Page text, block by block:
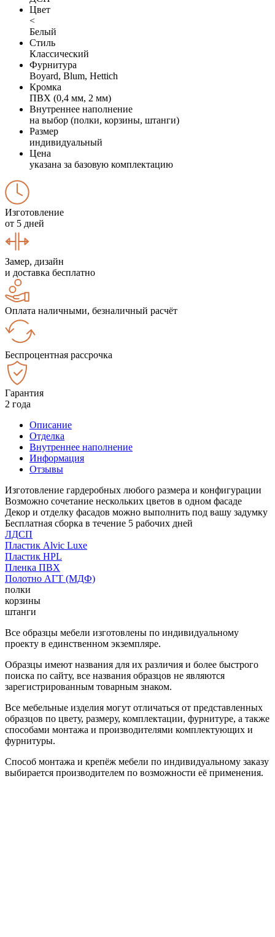
Цвет
<
Белый
Стиль
Классический
Фурнитура
Boyard, Blum, Hettich
Кромка
ПВХ (0,4 мм, 2 мм)
Внутреннее наполнение
на выбор (полки, корзины, штанги)
Размер
индивидуальный
Цена
указана за базовую комплектацию
Изготовление
от 5 дней
Замер, дизайн
и доставка бесплатно
Оплата наличными, безналичный расчёт
Беспроцентная рассрочка
Гарантия
2 года
Описание
Отделка
Внутреннее наполнение
Информация
Отзывы
Изготовление гардеробных любого размера и конфигурации
Возможно сочетание нескольких цветов в одном фасаде
Декор и отделку фасадов можно выполнить под вашу задумку
Бесплатная сборка в течение 5 рабочих дней
ЛДСП
Пластик Alvic Luxe
Пластик HPL
Пленка ПВХ
Полотно АГТ (МДФ)
полки
корзины
штанги
Все образцы мебели изготовлены по индивидуальному
проекту в единственном экземпляре.
Образцы имеют названия для их различия и более быстрого
поиска по сайту, все названия образцов не являются
зарегистрированным товарным знаком.
Все мебельные изделия могут отличаться от представленных
образцов по цвету, размеру, комплектации, фурнитуре, а также
способами монтажа и производителями комплектующих и
фурнитуры.
Способ монтажа и крепёж мебели по индивидуальному заказу
выбирается производителем по возможности её применения.